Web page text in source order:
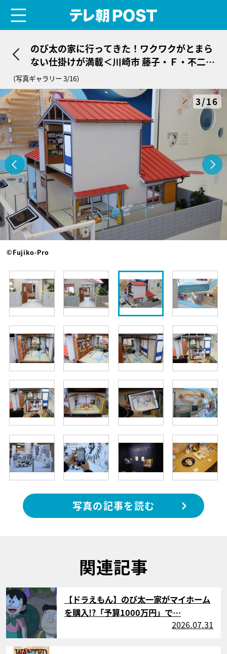
のび太の家に行ってきた！ワクワクがとまら
ない仕掛けが満載＜川崎市 藤子・Ｆ・不二雄
ミュージアム＞
（写真ギャラリー 3/16）
3/16
©Fujiko-Pro
写真の記事を読む
関連記事
サムネイル
【ドラえもん】のび太一家がマイホーム
を購入!?「予算1000万円」で…
2026.07.31